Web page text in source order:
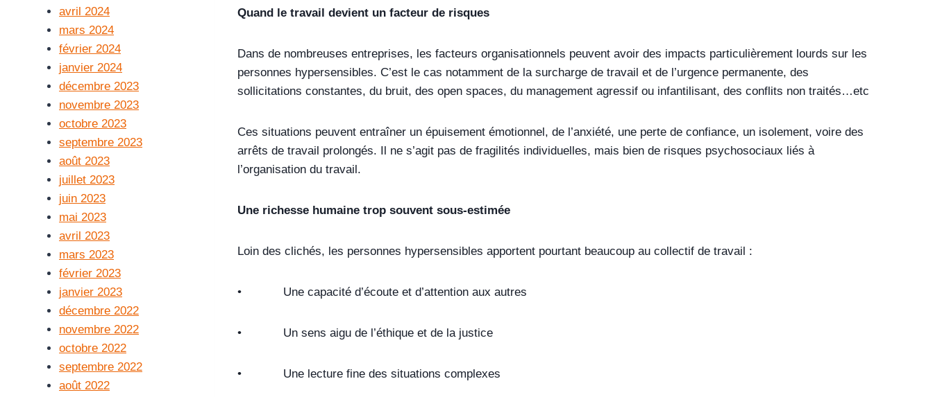
Quand le travail devient un facteur de risques
Dans de nombreuses entreprises, les facteurs organisationnels peuvent avoir des impacts particulièrement lourds sur les
personnes hypersensibles. C’est le cas notamment de la surcharge de travail et de l’urgence permanente, des
sollicitations constantes, du bruit, des open spaces, du management agressif ou infantilisant, des conflits non traités…etc
Ces situations peuvent entraîner un épuisement émotionnel, de l’anxiété, une perte de confiance, un isolement, voire des
arrêts de travail prolongés. Il ne s’agit pas de fragilités individuelles, mais bien de risques psychosociaux liés à
l’organisation du travail.
Une richesse humaine trop souvent sous-estimée
Loin des clichés, les personnes hypersensibles apportent pourtant beaucoup au collectif de travail :
• Une capacité d’écoute et d’attention aux autres
• Un sens aigu de l’éthique et de la justice
• Une lecture fine des situations complexes
avril 2024
mars 2024
février 2024
janvier 2024
décembre 2023
novembre 2023
octobre 2023
septembre 2023
août 2023
juillet 2023
juin 2023
mai 2023
avril 2023
mars 2023
février 2023
janvier 2023
décembre 2022
novembre 2022
octobre 2022
septembre 2022
août 2022